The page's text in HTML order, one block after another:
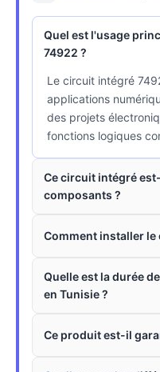
Quel est l'usage
74922 ?
Le circuit intégré
applications
des projets
fonctions logiques
Ce circuit intégré
composants ?
Comment installer
Quelle est la durée
en Tunisie ?
Ce produit est-il